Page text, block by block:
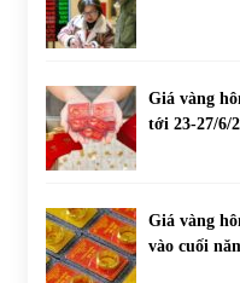
Giá vàng
tới 23-27/6/
Giá vàng
vào cuối